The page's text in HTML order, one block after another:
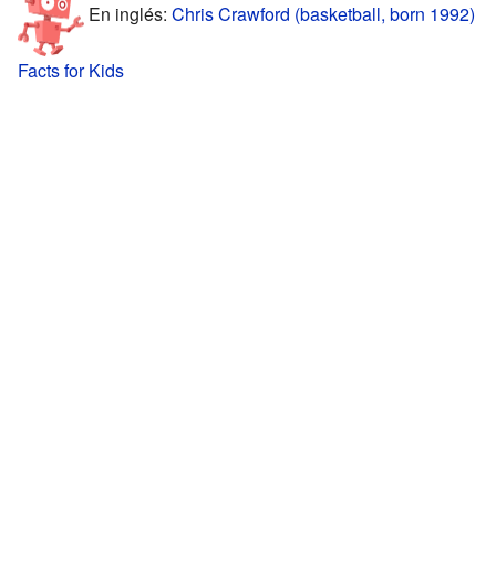
En inglés: Chris Crawford (basketball, born 1992)
Facts for Kids